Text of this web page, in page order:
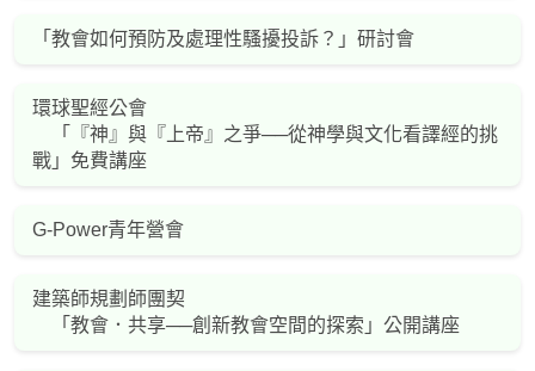
「教會如何預防及處理性騷擾投訴？」研討會
環球聖經公會
「『神』與『上帝』之爭──從神學與文化看譯經的挑
戰」免費講座
G-Power青年營會
建築師規劃師團契
「教會．共享──創新教會空間的探索」公開講座